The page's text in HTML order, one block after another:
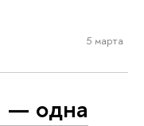
5 марта
— одна